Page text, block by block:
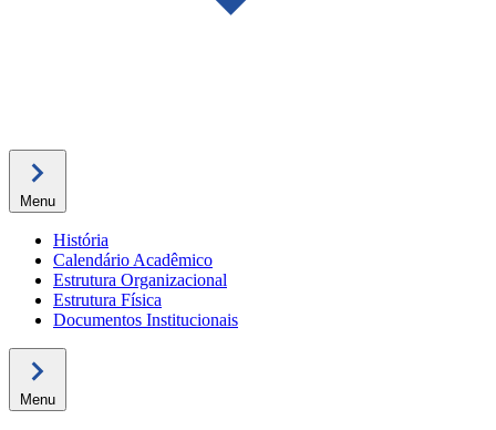
Menu
História
Calendário Acadêmico
Estrutura Organizacional
Estrutura Física
Documentos Institucionais
Menu